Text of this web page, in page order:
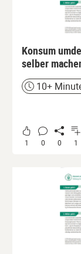
Konsum
selber
Zeit10+
1 0 0 1